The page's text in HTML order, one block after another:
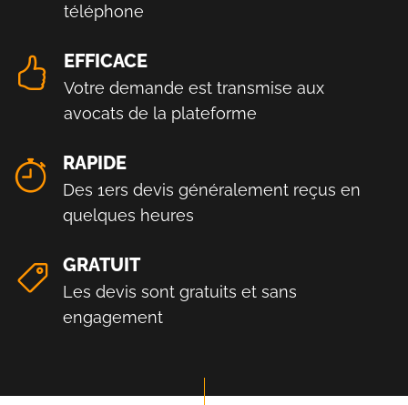
téléphone
EFFICACE
Votre demande est transmise aux
avocats de la plateforme
RAPIDE
Des 1ers devis généralement reçus en
quelques heures
GRATUIT
Les devis sont gratuits et sans
engagement